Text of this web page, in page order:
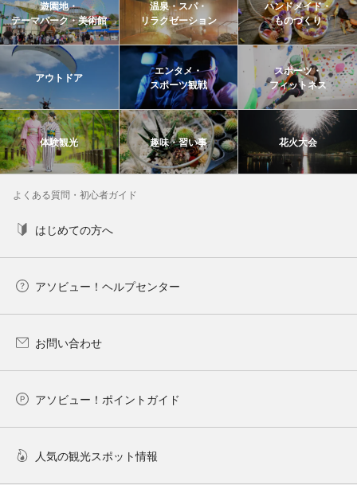
遊園地・
テーマパーク・美術館
温泉・スパ・
リラクゼーション
ハンドメイド・
ものづくり
アウトドア
エンタメ・
スポーツ観戦
スポーツ・
フィットネス
体験観光 趣味・習い事 花火大会
よくある質問・初心者ガイド
はじめての方へ
アソビュー！ヘルプセンター
お問い合わせ
アソビュー！ポイントガイド
人気の観光スポット情報